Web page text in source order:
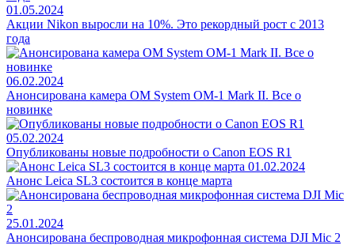
01.05.2024
Акции Nikon выросли на 10%. Это рекордный рост с 2013
года
06.02.2024
Анонсирована камера OM System OM-1 Mark II. Все о
новинке
05.02.2024
Опубликованы новые подробности о Canon EOS R1
01.02.2024
Анонс Leica SL3 состоится в конце марта
25.01.2024
Анонсирована беспроводная микрофонная система DJI Mic 2